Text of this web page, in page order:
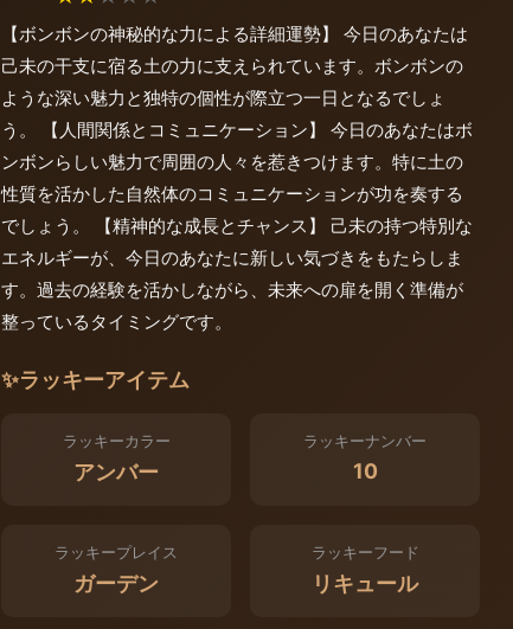
【ボンボンの神秘的な力による詳細運勢】 今日のあなたは
己未の干支に宿る土の力に支えられています。ボンボンの
ような深い魅力と独特の個性が際立つ一日となるでしょ
う。 【人間関係とコミュニケーション】 今日のあなたはボ
ンボンらしい魅力で周囲の人々を惹きつけます。特に土の
性質を活かした自然体のコミュニケーションが功を奏する
でしょう。 【精神的な成長とチャンス】 己未の持つ特別な
エネルギーが、今日のあなたに新しい気づきをもたらしま
す。過去の経験を活かしながら、未来への扉を開く準備が
整っているタイミングです。
✨ラッキーアイテム
ラッキーカラー
アンバー
ラッキーナンバー
10
ラッキープレイス
ガーデン
ラッキーフード
リキュール